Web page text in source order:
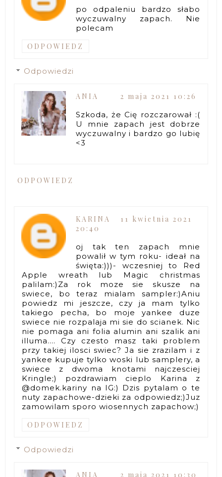
po odpaleniu bardzo słabo
wyczuwalny zapach. Nie
polecam
ODPOWIEDZ
Odpowiedzi
ANIA
2 maja 2021 10:26
Szkoda, że Cię rozczarował :(
U mnie zapach jest dobrze
wyczuwalny i bardzo go lubię
<3
ODPOWIEDZ
KARINA
11 kwietnia 2021
20:40
oj tak ten zapach mnie
powalił w tym roku- ideał na
święta:)))- wczesniej to Red
Apple wreath lub Magic christmas
palilam:)Za rok moze sie skusze na
swiece, bo teraz mialam sampler:)Aniu
powiedz mi jeszcze, czy ja mam tylko
takiego pecha, bo moje yankee duze
swiece nie rozpalaja mi sie do scianek. Nic
nie pomaga ani folia alumin ani szalik ani
illuma.... Czy czesto masz taki problem
przy takiej ilosci swiec? Ja sie zrazilam i z
yankee kupuje tylko woski lub samplery, a
swiece z dwoma knotami najczesciej
Kringle;) pozdrawiam cieplo Karina z
@domek.kariny na IG:) Dzis pytalam o te
nuty zapachowe-dzieki za odpowiedz;)Juz
zamowilam sporo wiosennych zapachow;)
ODPOWIEDZ
Odpowiedzi
ANIA
2 maja 2021 10:30